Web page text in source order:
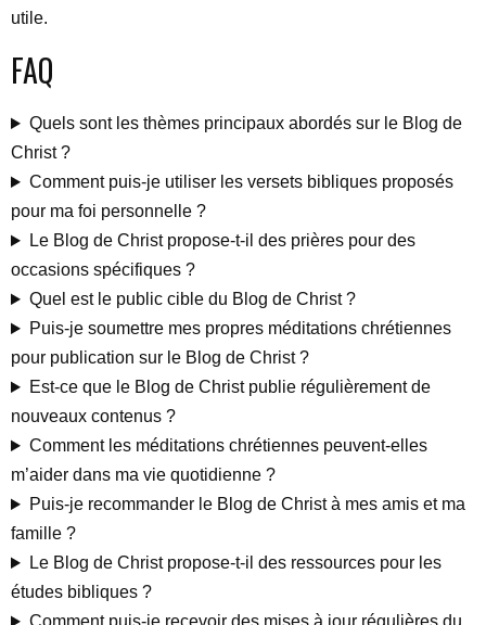
utile.
FAQ
Quels sont les thèmes principaux abordés sur le Blog de
Christ ?
Comment puis-je utiliser les versets bibliques proposés
pour ma foi personnelle ?
Le Blog de Christ propose-t-il des prières pour des
occasions spécifiques ?
Quel est le public cible du Blog de Christ ?
Puis-je soumettre mes propres méditations chrétiennes
pour publication sur le Blog de Christ ?
Est-ce que le Blog de Christ publie régulièrement de
nouveaux contenus ?
Comment les méditations chrétiennes peuvent-elles
m’aider dans ma vie quotidienne ?
Puis-je recommander le Blog de Christ à mes amis et ma
famille ?
Le Blog de Christ propose-t-il des ressources pour les
études bibliques ?
Comment puis-je recevoir des mises à jour régulières du